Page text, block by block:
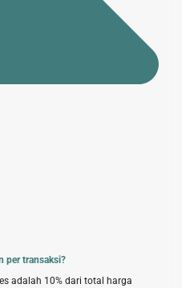
per transaksi?
adalah 10% dari total harga